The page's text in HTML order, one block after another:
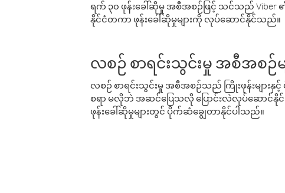
ရက် ၃၀ ဖုန်းခေါ်ဆိုမှု အစီအစဉ်ဖြင့် သင်သည်
နိုင်ငံတကာ ဖုန်းခေါ်ဆိုမှုများကို လုပ်ဆောင်နိုင်သည်။
လစဉ် စာရင်းသွင်းမှု အစီအစဉ်မ
လစဉ် စာရင်းသွင်းမှု အစီအစဉ်သည် ကြိုးဖုန်းများနှ
စရာ မလိုဘဲ အဆင်ပြေသလို ပြောင်းလဲလုပ်ဆောင်နို
ဖုန်းခေါ်ဆိုမှုများတွင် ပိုက်ဆံချွေတာနိုင်ပါသည်။